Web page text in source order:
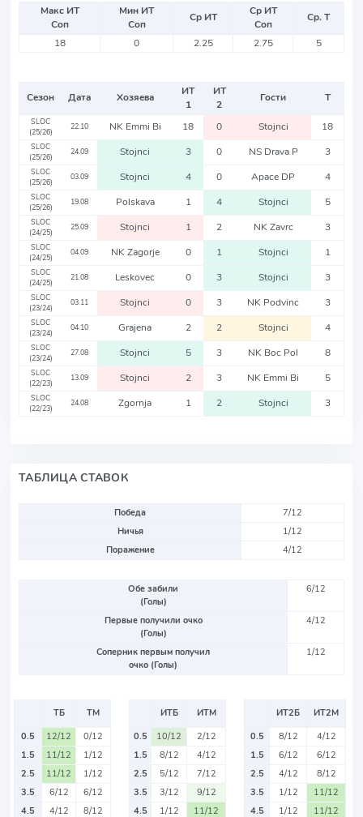
Макс ИТ
Соп
Мин ИТ
Соп
Ср ИТ
Ср ИТ
Соп
Ср. Т
18
0 2.25 2.75 5
Сезон Дата Хозяева
ИТ
1
ИТ
2
Гости Т
SLOC
(25/26)
22.10 NK Emmi Bi 18 0 Stojnci 18
SLOC
(25/26)
24.09 Stojnci 3 0 NS Drava P 3
SLOC
(25/26)
03.09 Stojnci 4 0 Apace DP 4
SLOC
(25/26)
19.08 Polskava 1 4 Stojnci 5
SLOC
(24/25)
25.09 Stojnci 1 2 NK Zavrc 3
SLOC
(24/25)
04.09 NK Zagorje 0 1 Stojnci 1
SLOC
(24/25)
21.08 Leskovec 0 3 Stojnci 3
SLOC
(23/24)
03.11 Stojnci 0 3 NK Podvinc 3
SLOC
(23/24)
04.10 Grajena 2 2 Stojnci 4
SLOC
(23/24)
27.08 Stojnci 5 3 NK Boc Pol 8
SLOC
(22/23)
13.09 Stojnci 2 3 NK Emmi Bi 5
SLOC
(22/23)
24.08 Zgornja 1 2 Stojnci 3
ТАБЛИЦА СТАВОК
Победа
7/12
Ничья
1/12
Поражение
4/12
Обе забили
(Голы)
6/12
Первые получили очко
(Голы)
4/12
Соперник первым получил
очко (Голы)
1/12
ТБ
ТМ
0.5
12/12
0/12
1.5
11/12
1/12
2.5
11/12
1/12
3.5
6/12
6/12
4.5
4/12 8/12
ИТБ
ИТМ
0.5
10/12
2/12
1.5
8/12
4/12
2.5
5/12
7/12
3.5
3/12
9/12
4.5
1/12 11/12
ИТ2Б
ИТ2М
0.5
8/12
4/12
1.5
6/12
6/12
2.5
4/12
8/12
3.5
1/12
11/12
4.5
1/12 11/12